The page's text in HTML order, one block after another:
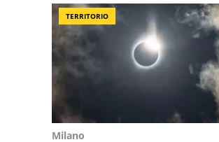
TERRITORIO
Milano